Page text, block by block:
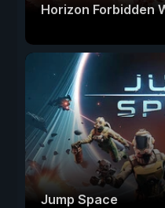
Horizon Forbidden
Jump Space